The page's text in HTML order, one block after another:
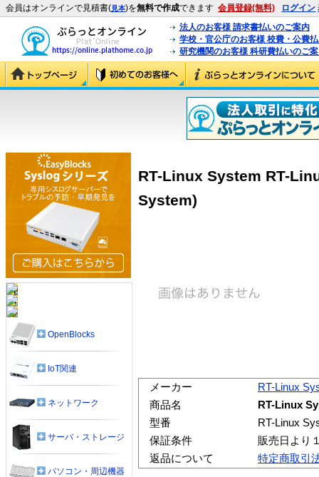
会員はオンラインで見積書(見本)を無料で作成できます 会員登録(無料) ログイン
法人のお客様 請求書払いのご案内
学校・官公庁のお客様 校費・公費
研究機関のお客様 科研費払いのご
RT-Linux System RT-
System)
メーカー
RT-Linux
商品名
RT-Linux
型番
RT-Linux
保証条件
販売日より
返品について
特定商取引
OpenBlocks
IoT関連
ネットワーク
サーバ・ストレージ
パソコン・周辺機器